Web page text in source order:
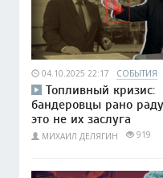
04.10.2025 22:17 СОБЫТИЯ
Топливный кризис:
бандеровцы рано
это не их заслуга
МИХАИЛ ДЕЛЯГИН 919